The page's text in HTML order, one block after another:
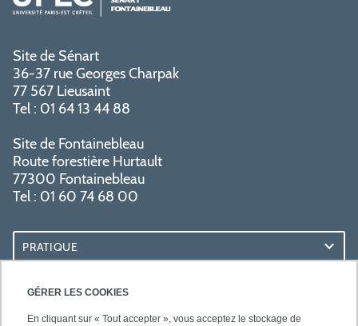
GÉRER LES COOKIES
En cliquant sur « Tout accepter », vous acceptez le stockage de
Site de Sénart
36-37 rue Georges Charpak
77 567 Lieusaint
Tel : 01 64 13 44 88
Site de Fontainebleau
Route forestière Hurtault
77300 Fontainebleau
Tel : 01 60 74 68 00
PRATIQUE
RESSOURCES